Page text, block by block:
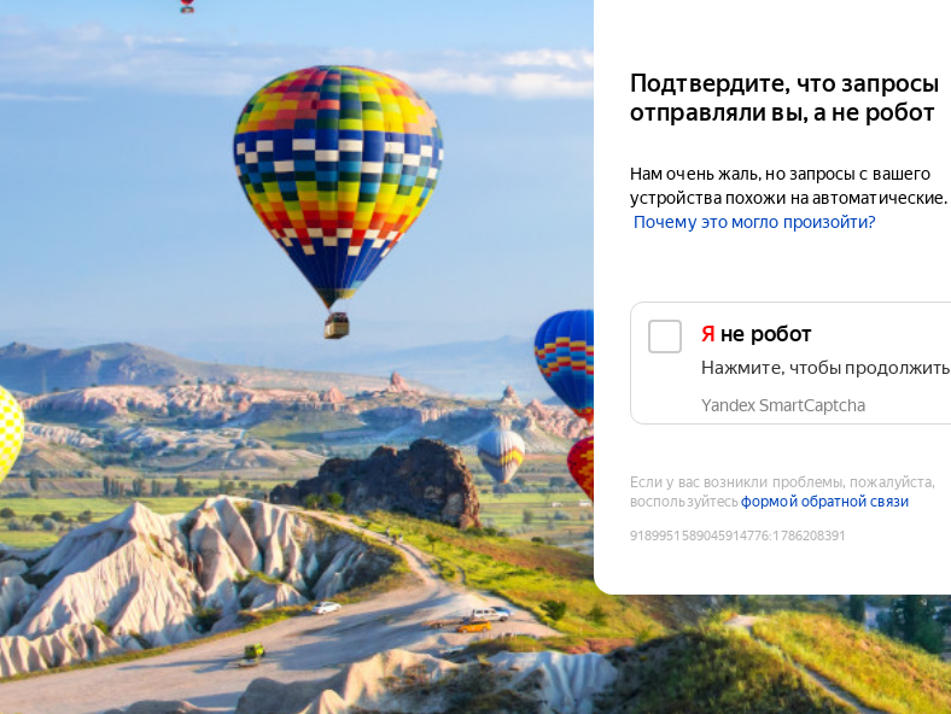
Подтвердите, что запросы
отправляли вы, а не робот
Нам очень жаль, но запросы с вашего
устройства похожи на автоматические.
Почему это могло произойти?
Я не робот
Нажмите, чтобы продолжить
Yandex SmartCaptcha
Если у вас возникли проблемы, пожалуйста,
воспользуйтесьформой обратной связи
9189951589045914776:1786208391